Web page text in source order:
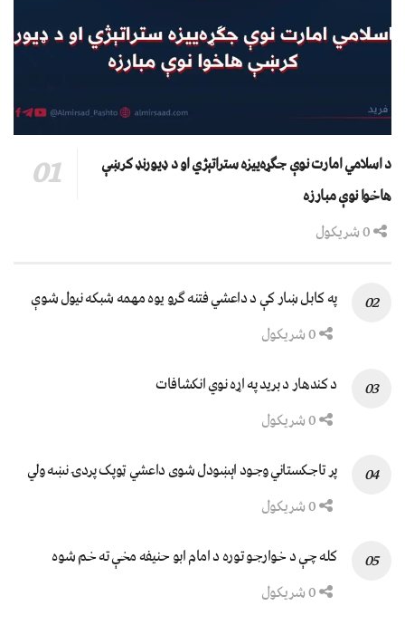
د اسلامي امارت نوې جګړه‌ییزه ستراتېژي او د ډیورنډ کرښې
هاخوا نوې مبارزه
په کابل ښار کې د داعشي فتنه ګرو يوه مهمه شبکه نيول شوې
د کندهار د برید په اړه نوي انکشافات
پر تاجکستاني وجود اېښودل شوی داعشي ټوپک پردۍ نښه ولي
کله چې د خوارجو توره د امام ابو حنیفه مخې ته خم شوه